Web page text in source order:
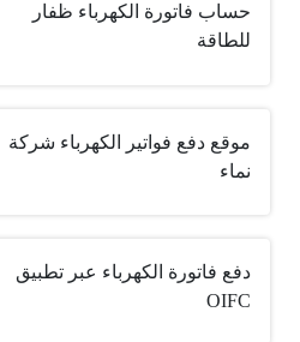
حساب فاتورة الكهرباء ظفار
للطاقة
موقع دفع فواتير الكهرباء شركة
نماء
دفع فاتورة الكهرباء عبر تطبيق
OIFC